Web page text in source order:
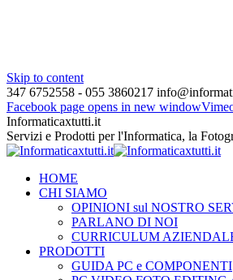
Skip to content
347 6752558 - 055 3860217
Facebook page opens in new window
Informaticaxtutti.it
Servizi e Prodotti per l'Informatica, la
HOME
CHI SIAMO
OPINIONI sul NOSTRO
PARLANO DI NOI
CURRICULUM
PRODOTTI
GUIDA PC e COMPONENTI